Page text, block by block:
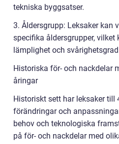
tekniska byggsatser.
3. Åldersgrupp: Leksaker kan
specifika åldersgrupper, vilket
lämplighet och
Historiska för- och nackdelar
åringar
Historiskt sett har leksaker till
förändringar och
behov och teknologiska
på för- och nackdelar med